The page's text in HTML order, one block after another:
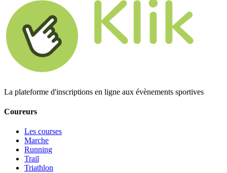
La plateforme d'inscriptions en ligne aux évènements sportives
Coureurs
Les courses
Marche
Running
Trail
Triathlon